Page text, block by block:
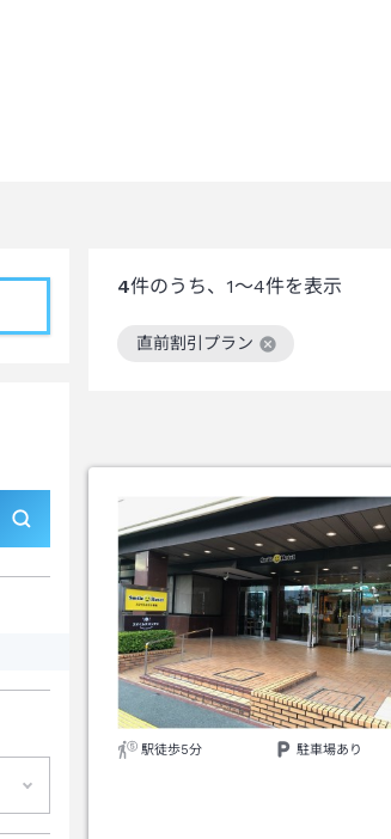
4件のうち、 1～4件を表示
直前割引プラン
この絞り込み条件を解除
駅徒歩5分 駐車場あり